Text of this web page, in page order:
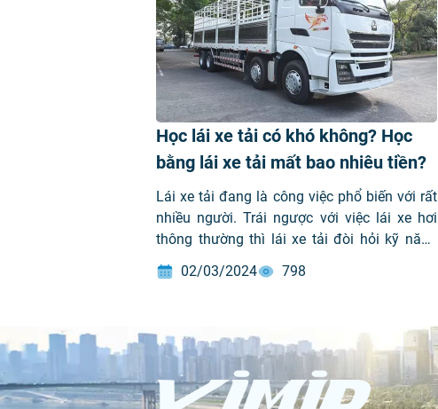
Học lái xe tải có khó không? Học
bằng lái xe tải mất bao nhiêu tiền?
Lái xe tải đang là công việc phổ biến với rất
nhiều người. Trái ngược với việc lái xe hơi
thông thường thì lái xe tải đòi hỏi kỹ năng
chuyên sâu để có thể xử lý được các tình
huống khẩn cấp. Do đó mà việc học lái xe tải
02/03/2024 798